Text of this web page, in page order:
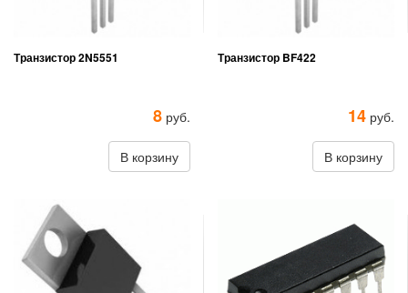
Транзистор 2N5551
8 руб.
В корзину
Транзистор BF422
14 руб.
В корзину